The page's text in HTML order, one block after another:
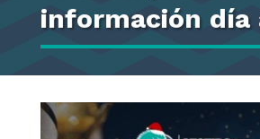
información día